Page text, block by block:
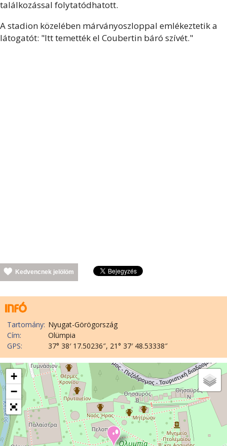
találkozással folytatódhatott.
A stadion közelében márványoszloppal emlékeztetik a
látogatót: "Itt temették el Coubertin báró szívét."
Kedvencnek jelölöm
Tartomány: Nyugat-Görögország
Cím:
Olümpia
GPS:
37° 38′ 17.50236″, 21° 37′ 48.53338″
+
−